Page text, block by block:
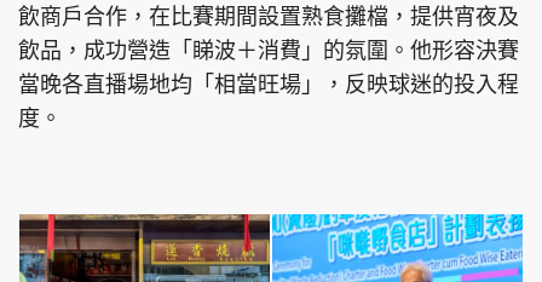
飲商戶合作，在比賽期間設置熟食攤檔，提供宵夜及
飲品，成功營造「睇波＋消費」的氛圍。他形容決賽
當晚各直播場地均「相當旺場」，反映球迷的投入程
度。